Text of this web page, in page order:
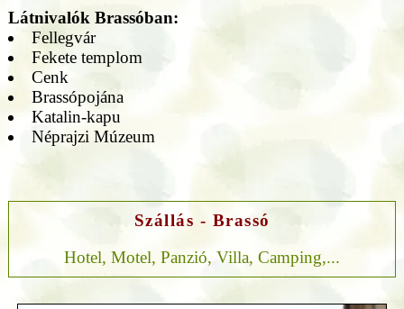
Látnivalók Brassóban:
Fellegvár
Fekete templom
Cenk
Brassópojána
Katalin-kapu
Néprajzi Múzeum
Szállás - Brassó
Hotel, Motel, Panzió, Villa, Camping,...